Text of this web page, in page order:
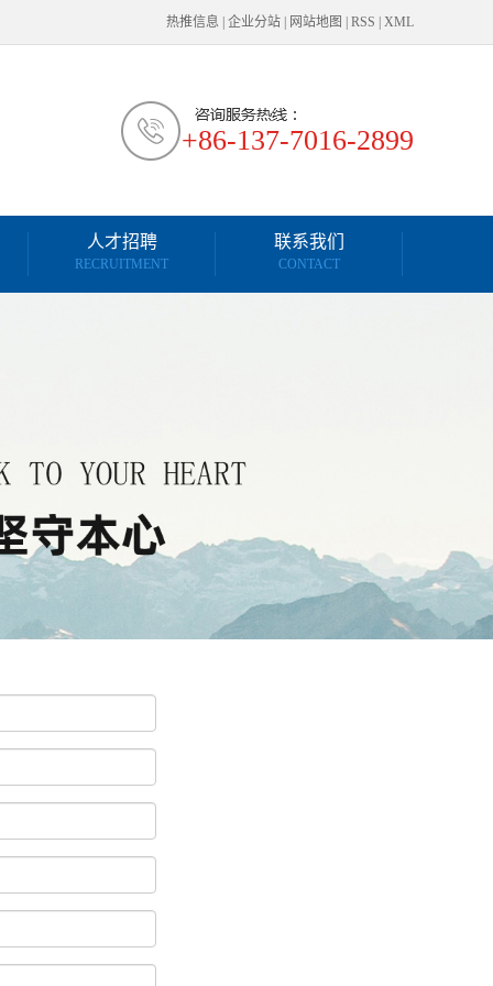
热推信息 企业分站 网站地图 RSS XML
+86-137-7016-2899
人才招聘
RECRUITMENT
联系我们
CONTACT